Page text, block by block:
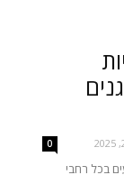
0
בכל רחבי